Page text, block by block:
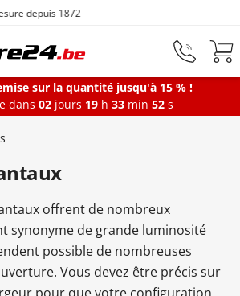
au contenu principal
flexible avec Klarna
sur la quantité jusqu'à 15 % !
dans 02 jours 19 h 33 min 51 s
offrent de nombreux
synonyme de grande luminosité
possible de nombreuses
Vous devez être précis sur